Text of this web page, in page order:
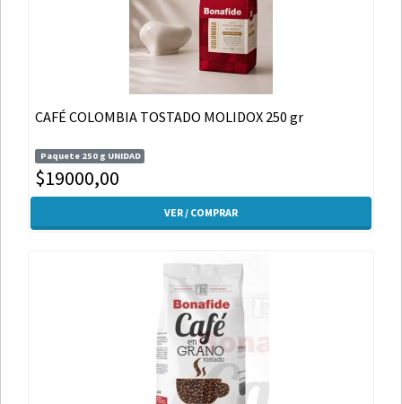
CAFÉ COLOMBIA TOSTADO MOLIDOX 250 gr
Paquete 250 g UNIDAD
$19000,00
VER / COMPRAR